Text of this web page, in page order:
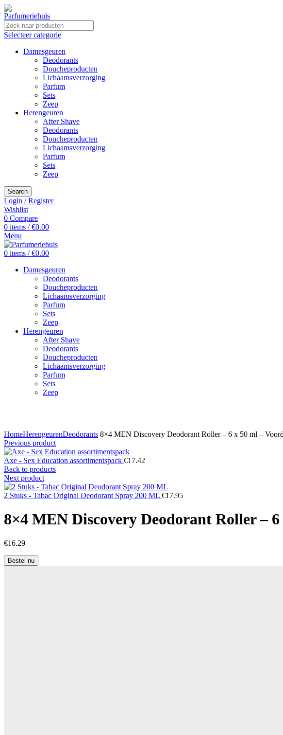
Selecteer categorie
Damesgeuren
Deodorants
Doucheproducten
Lichaamsverzorging
Parfum
Sets
Zeep
Herengeuren
After Shave
Deodorants
Doucheproducten
Lichaamsverzorging
Parfum
Sets
Zeep
Search
Login / Register
Wishlist
0 Compare
0 items / €0.00
Menu
0 items / €0.00
Damesgeuren
Deodorants
Doucheproducten
Lichaamsverzorging
Parfum
Sets
Zeep
Herengeuren
After Shave
Deodorants
Doucheproducten
Lichaamsverzorging
Parfum
Sets
Zeep
HomeHerengeurenDeodorants 8×4 MEN Discovery Deodorant Roller – 6 x 50 ml –
Previous product
Axe - Sex Education assortimentspack €17.42
Back to products
Next product
2 Stuks - Tabac Original Deodorant Spray 200 ML €17.95
8×4 MEN Discovery Deodorant Roller –
€16.29
Bestel nu